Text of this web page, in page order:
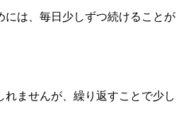
には、毎日少しずつ続けることが
ませんが、繰り返すことで少し